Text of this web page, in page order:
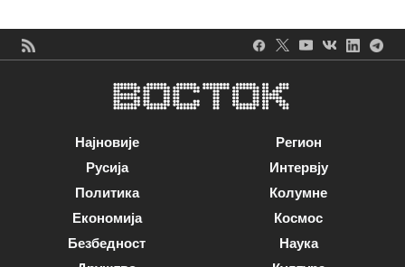
Најновије
Русија
Политика
Економија
Безбедност
Регион
Интервју
Колумне
Космос
Наука